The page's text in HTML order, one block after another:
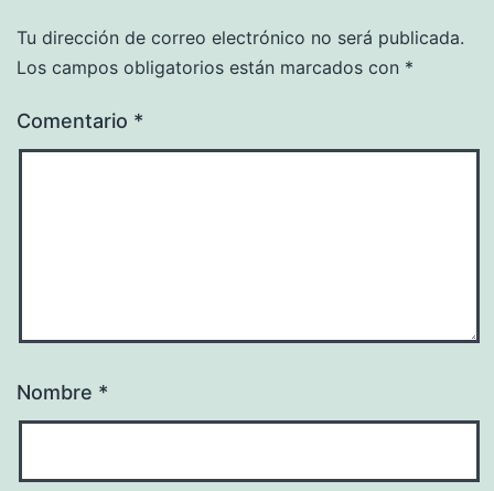
Tu dirección de correo electrónico no será publicada.
Los campos obligatorios están marcados con *
Comentario *
Nombre *